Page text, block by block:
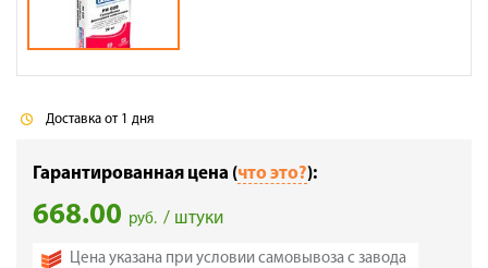
Доставка от 1 дня
Гарантированная цена (что это?):
668.00 руб. / штуки
Цена указана при условии самовывоза с завода